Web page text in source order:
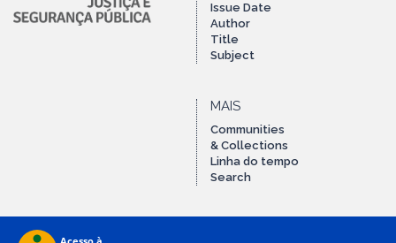
Issue Date
Author
Title
Subject
MAIS
Communities
& Collections
Linha do tempo
Search